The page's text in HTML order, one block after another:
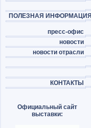
ПОЛЕЗНАЯ ИНФОРМАЦИЯ
пресс-офис
новости
новости отрасли
КОНТАКТЫ
Официальный сайт
выставки: